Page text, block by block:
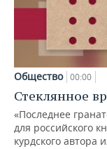
Общество 00:00
Стеклянное
«Последнее
для российского
курдского автора